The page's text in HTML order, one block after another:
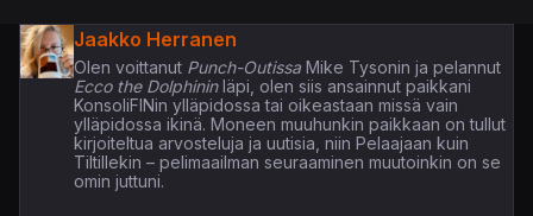
Jaakko Herranen
Olen voittanutPunch-OutissaMike Tysonin ja pelannut
Ecco the Dolphininläpi, olen siis ansainnut paikkani
KonsoliFINin ylläpidossa tai oikeastaan missä vain
ylläpidossa ikinä. Moneen muuhunkin paikkaan on tullut
kirjoiteltua arvosteluja ja uutisia, niin Pelaajaan kuin
Tiltillekin – pelimaailman seuraaminen muutoinkin on se
omin juttuni.